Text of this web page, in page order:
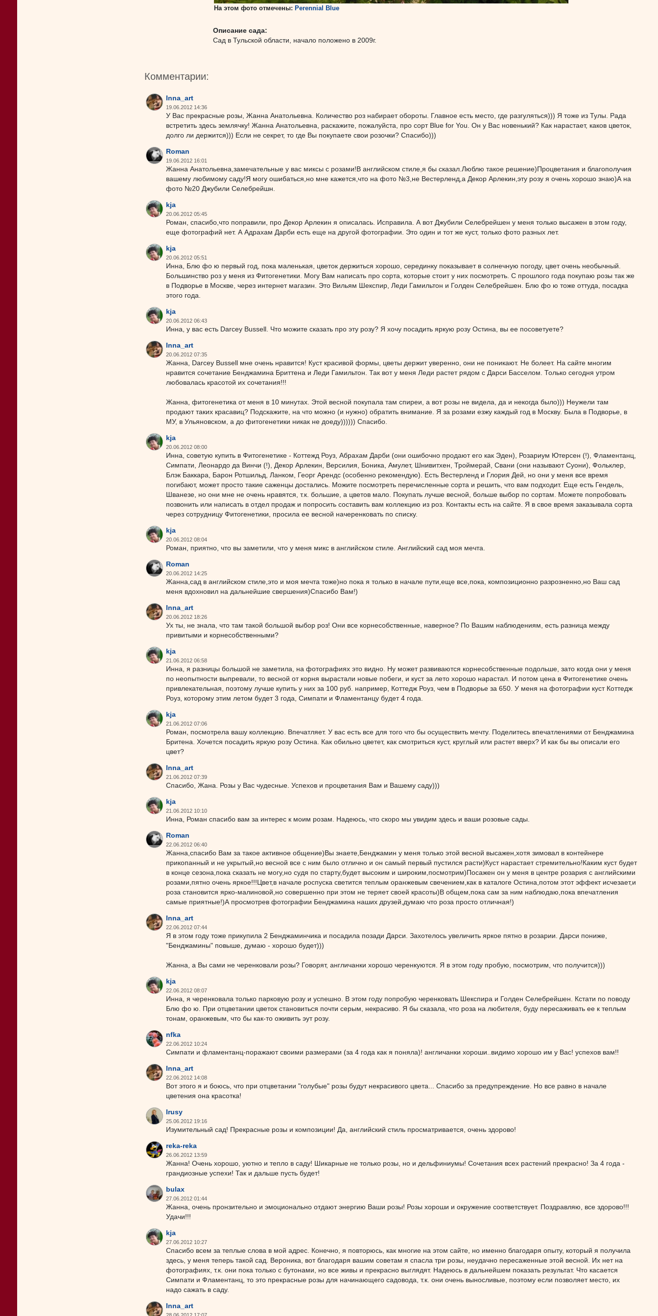
На этом фото отмечены: Perennial Blue
Описание сада:
Сад в Тульской области, начало положено в 2009г.
Комментарии:
Inna_art
19.06.2012 14:36
У Вас прекрасные розы, Жанна Анатольевна. Количество роз набирает обороты. Главное есть место, где разгуляться))) Я тоже из Тулы. Рада
встретить здесь землячку! Жанна Анатольевна, раскажите, пожалуйста, про сорт Blue for You. Он у Вас новенький? Как нарастает, каков цветок,
долго ли держится))) Если не секрет, то где Вы покупаете свои розочки? Спасибо)))
Roman
19.06.2012 16:01
Жанна Анатольевна,замечательные у вас миксы с розами!В английском стиле,я бы сказал.Люблю такое решение)Процветания и благополучия
вашему любимому саду!Я могу ошибаться,но мне кажется,что на фото №3,не Вестерленд,а Декор Арлекин,эту розу я очень хорошо знаю)А на
фото №20 Джубили Селебрейшн.
kja
20.06.2012 05:45
Роман, спасибо,что поправили, про Декор Арлекин я описалась. Исправила. А вот Джубили Селебрейшен у меня только высажен в этом году,
еще фотографий нет. А Адрахам Дарби есть еще на другой фотографии. Это один и тот же куст, только фото разных лет.
kja
20.06.2012 05:51
Инна, Блю фо ю первый год, пока маленькая, цветок держиться хорошо, серединку показывает в солнечную погоду, цвет очень необычный.
Большинство роз у меня из Фитогенетики. Могу Вам написать про сорта, которые стоит у них посмотреть. С прошлого года покупаю розы так же
в Подворье в Москве, через интернет магазин. Это Вильям Шекспир, Леди Гамильтон и Голден Селебрейшен. Блю фо ю тоже оттуда, посадка
этого года.
kja
20.06.2012 06:43
Инна, у вас есть Darcey Bussell. Что можите сказать про эту розу? Я хочу посадить яркую розу Остина, вы ее посоветуете?
Inna_art
20.06.2012 07:35
Жанна, Darcey Bussell мне очень нравится! Куст красивой формы, цветы держит уверенно, они не поникают. Не болеет. На сайте многим
нравится сочетание Бенджамина Бриттена и Леди Гамильтон. Так вот у меня Леди растет рядом с Дарси Басселом. Только сегодня утром
любовалась красотой их сочетания!!!
Жанна, фитогенетика от меня в 10 минутах. Этой весной покупала там спиреи, а вот розы не видела, да и некогда было))) Неужели там
продают таких красавиц? Подскажите, на что можно (и нужно) обратить внимание. Я за розами езжу каждый год в Москву. Была в Подворье, в
МУ, в Ульяновском, а до фитогенетики никак не доеду)))))) Спасибо.
kja
20.06.2012 08:00
Инна, советую купить в Фитогенетике - Коттежд Роуз, Абрахам Дарби (они ошибочно продают его как Эден), Розариум Ютерсен (!), Фламентанц,
Симпати, Леонардо да Винчи (!), Декор Арлекин, Версилия, Боника, Амулет, Шнивитхен, Троймерай, Свани (они называют Суони), Фольклер,
Блэк Баккара, Барон Ротшильд, Ланком, Георг Арендс (особенно рекомендую). Есть Вестерленд и Глория Дей, но они у меня все время
погибают, может просто такие саженцы достались. Можите посмотреть перечисленные сорта и решить, что вам подходит. Еще есть Гендель,
Шванезе, но они мне не очень нравятся, т.к. большие, а цветов мало. Покупать лучше весной, больше выбор по сортам. Можете попробовать
позвонить или написать в отдел продаж и попросить составить вам коллекцию из роз. Контакты есть на сайте. Я в свое время заказывала сорта
через сотрудницу Фитогенетики, просила ее весной начеренковать по списку.
kja
20.06.2012 08:04
Роман, приятно, что вы заметили, что у меня микс в английском стиле. Английский сад моя мечта.
Roman
20.06.2012 14:25
Жанна,сад в английском стиле,это и моя мечта тоже)но пока я только в начале пути,еще все,пока, композиционно разрозненно,но Ваш сад
меня вдохновил на дальнейшие свершения)Спасибо Вам!)
Inna_art
20.06.2012 18:26
Ух ты, не знала, что там такой большой выбор роз! Они все корнесобственные, наверное? По Вашим наблюдениям, есть разница между
привитыми и корнесобственными?
kja
21.06.2012 06:58
Инна, я разницы большой не заметила, на фотографиях это видно. Ну может развиваются корнесобственные подольше, зато когда они у меня
по неопытности выпревали, то весной от корня вырастали новые побеги, и куст за лето хорошо нарастал. И потом цена в Фитогенетике очень
привлекательная, поэтому лучше купить у них за 100 руб. например, Коттедж Роуз, чем в Подворье за 650. У меня на фотографии куст Коттедж
Роуз, которому этим летом будет 3 года, Симпати и Фламентанцу будет 4 года.
kja
21.06.2012 07:06
Роман, посмотрела вашу коллекцию. Впечатляет. У вас есть все для того что бы осуществить мечту. Поделитесь впечатлениями от Бенджамина
Бритена. Хочется посадить яркую розу Остина. Как обильно цветет, как смотриться куст, круглый или растет вверх? И как бы вы описали его
цвет?
Inna_art
21.06.2012 07:39
Спасибо, Жана. Розы у Вас чудесные. Успехов и процветания Вам и Вашему саду)))
kja
21.06.2012 10:10
Инна, Роман спасибо вам за интерес к моим розам. Надеюсь, что скоро мы увидим здесь и ваши розовые сады.
Roman
22.06.2012 06:40
Жанна,спасибо Вам за такое активное общение)Вы знаете,Бенджамин у меня только этой весной высажен,хотя зимовал в контейнере
прикопанный и не укрытый,но весной все с ним было отлично и он самый первый пустился расти)Куст нарастает стремительно!Каким куст будет
в конце сезона,пока сказать не могу,но судя по старту,будет высоким и широким,посмотрим)Посажен он у меня в центре розария с английскими
розами,пятно очень яркое!!!Цвет,в начале роспуска светится теплым оранжевым свечением,как в каталоге Остина,потом этот эффект исчезает,и
роза становится ярко-малиновой,но совершенно при этом не теряет своей красоты)В общем,пока сам за ним наблюдаю,пока впечатления
самые приятные!)А просмотрев фотографии Бенджамина наших друзей,думаю что роза просто отличная!)
Inna_art
22.06.2012 07:44
Я в этом году тоже прикупила 2 Бенджаминчика и посадила позади Дарси. Захотелось увеличить яркое пятно в розарии. Дарси пониже,
"Бенджамины" повыше, думаю - хорошо будет)))
Жанна, а Вы сами не черенковали розы? Говорят, англичанки хорошо черенкуются. Я в этом году пробую, посмотрим, что получится)))
kja
22.06.2012 08:07
Инна, я черенковала только парковую розу и успешно. В этом году попробую черенковать Шекспира и Голден Селебрейшен. Кстати по поводу
Блю фо ю. При отцветании цветок становиться почти серым, некрасиво. Я бы сказала, что роза на любителя, буду пересаживать ее к теплым
тонам, оранжевым, что бы как-то оживить эут розу.
nfka
22.06.2012 10:24
Симпати и фламентанц-поражают своими размерами (за 4 года как я поняла)! англичанки хороши..видимо хорошо им у Вас! успехов вам!!
Inna_art
22.06.2012 14:08
Вот этого я и боюсь, что при отцветании "голубые" розы будут некрасивого цвета... Спасибо за предупреждение. Но все равно в начале
цветения она красотка!
Irusy
25.06.2012 19:16
Изумительный сад! Прекрасные розы и композиции! Да, английский стиль просматривается, очень здорово!
reka-reka
26.06.2012 13:59
Жанна! Очень хорошо, уютно и тепло в саду! Шикарные не только розы, но и дельфиниумы! Сочетания всех растений прекрасно! За 4 года -
грандиозные успехи! Так и дальше пусть будет!
bulax
27.06.2012 01:44
Жанна, очень пронзительно и эмоционально отдают энергию Ваши розы! Розы хороши и окружение соответствует. Поздравляю, все здорово!!!
Удачи!!!
kja
27.06.2012 10:27
Спасибо всем за теплые слова в мой адрес. Конечно, я повторюсь, как многие на этом сайте, но именно благодаря опыту, который я получила
здесь, у меня теперь такой сад. Вероника, вот благодаря вашим советам я спасла три розы, неудачно пересаженные этой весной. Их нет на
фотографиях, т.к. они пока только с бутонами, но все живы и прекрасно выглядят. Надеюсь в дальнейшем показать результат. Что касается
Симпати и Фламентанц, то это прекрасные розы для начинающего садовода, т.к. они очень выносливые, поэтому если позволяет место, их
надо сажать в саду.
Inna_art